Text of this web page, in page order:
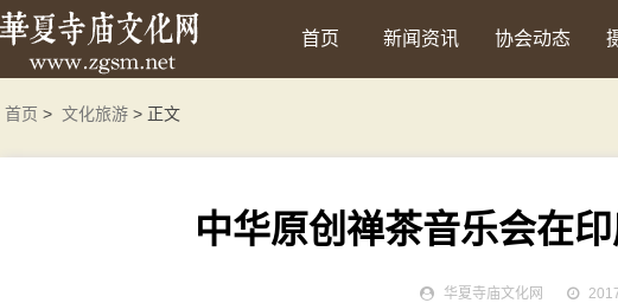
首页 新闻资讯 协会动态
首页 > 文化旅游 > 正文
中华原创禅茶音乐会在
华夏寺庙文化网